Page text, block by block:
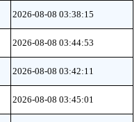
2026-08-08 03:38:15
2026-08-08 03:44:53
2026-08-08 03:42:11
2026-08-08 03:45:01